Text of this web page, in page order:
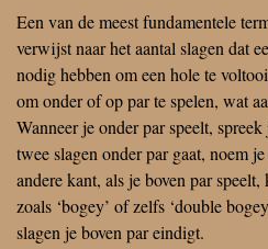
Een van de meest fundamentele
verwijst naar het aantal slagen dat
nodig hebben om een hole te
om onder of op par te spelen, wat
Wanneer je onder par speelt,
twee slagen onder par gaat, noem
andere kant, als je boven par
zoals ‘bogey’ of zelfs ‘double
slagen je boven par eindigt.